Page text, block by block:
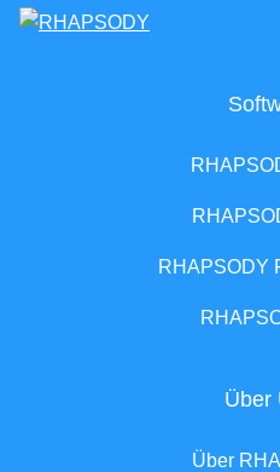
RHAPSODY
Über
Über